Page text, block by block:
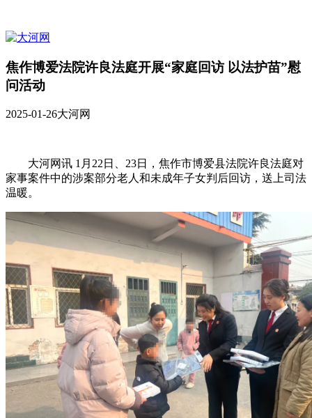
焦作博爱法院许良法庭开展“家庭回访 以法护苗”慰
问活动
2025-01-26大河网
大河网讯 1月22日、23日，焦作市博爱县法院许良法庭对
家事案件中的涉案部分老人和未成年子女判后回访，送上司法
温暖。